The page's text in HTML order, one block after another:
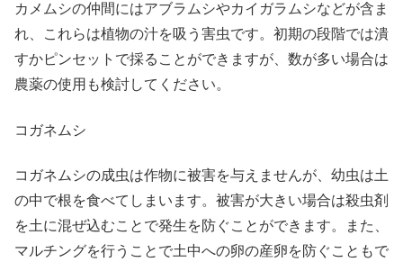
カメムシの仲間にはアブラムシやカイガラムシなどが含ま
れ、これらは植物の汁を吸う害虫です。初期の段階では潰
すかピンセットで採ることができますが、数が多い場合は
農薬の使用も検討してください。
コガネムシ
コガネムシの成虫は作物に被害を与えませんが、幼虫は土
の中で根を食べてしまいます。被害が大きい場合は殺虫剤
を土に混ぜ込むことで発生を防ぐことができます。また、
マルチングを行うことで土中への卵の産卵を防ぐこともで